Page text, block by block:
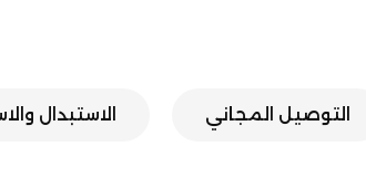
التوصيل المجاني الاستبدال